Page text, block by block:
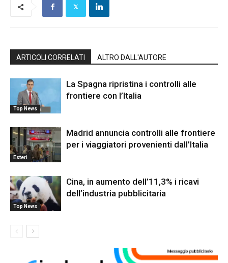
ARTICOLI CORRELATI ALTRO DALL'AUTORE
Top News
La Spagna ripristina i controlli alle
frontiere con l’Italia
Esteri
Madrid annuncia controlli alle frontiere
per i viaggiatori provenienti dall’Italia
Top News
Cina, in aumento dell’11,3% i ricavi
dell’industria pubblicitaria